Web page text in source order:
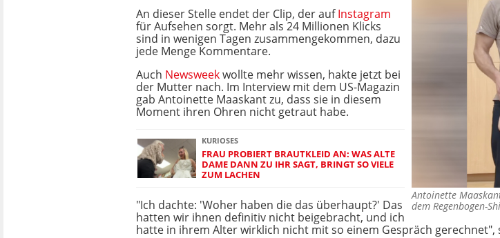
Antoinette
dem Regenbogen-
An dieser Stelle endet der Clip, der aufInstagram
für Aufsehen sorgt. Mehr als 24 Millionen Klicks
sind in wenigen Tagen zusammengekommen, dazu
jede Menge Kommentare.
Auch Newsweekwollte mehr wissen, hakte jetzt bei
der Mutter nach. Im Interview mit dem US-Magazin
gab Antoinette Maaskant zu, dass sie in diesem
Moment ihren Ohren nicht getraut habe.
KURIOSES
FRAU PROBIERT BRAUTKLEID AN: WAS ALTE
DAME DANN ZU IHR SAGT, BRINGT SO VIELE
ZUM LACHEN
"Ich dachte: 'Woher haben die das überhaupt?' Das
hatten wir ihnen definitiv nicht beigebracht, und ich
hatte in ihrem Alter wirklich nicht mit so einem Gespräch gerechnet",